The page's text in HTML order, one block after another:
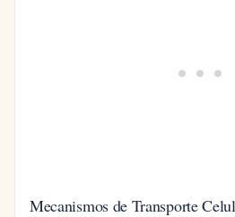
Mecanismos de Transporte